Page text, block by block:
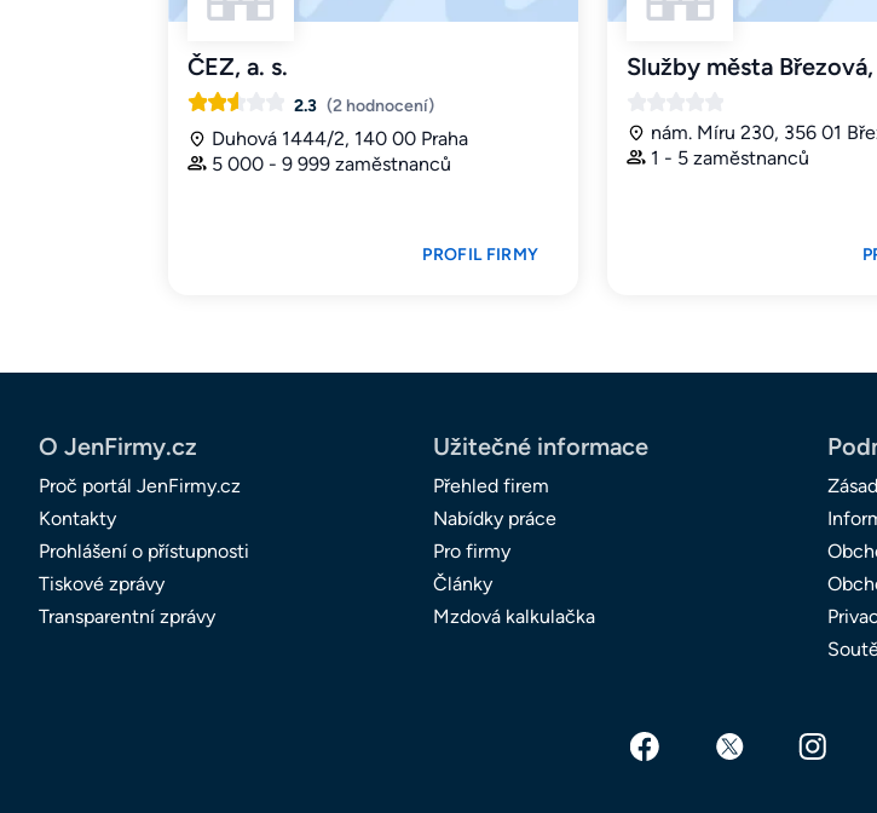
ČEZ, a. s.
2.3 (2 hodnocení)
Duhová 1444/2, 140 00 Praha
5 000 - 9 999 zaměstnanců
PROFIL FIRMY
Služby města Březová,
nám. Míru 230, 356 01
1 - 5 zaměstnanců
O JenFirmy.cz
Proč portál JenFirmy.cz
Kontakty
Prohlášení o přístupnosti
Tiskové zprávy
Transparentní zprávy
Užitečné informace
Přehled firem
Nabídky práce
Pro firmy
Články
Mzdová kalkulačka